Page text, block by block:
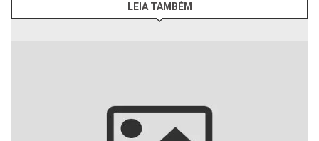
LEIA TAMBÉM